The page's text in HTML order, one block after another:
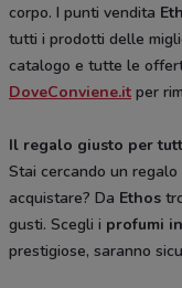
corpo. I punti vendita
tutti i prodotti delle
catalogo e tutte le
DoveConviene.it per
Il regalo giusto per
Stai cercando un
acquistare? Da Ethos
gusti. Scegli i profumi
prestigiose, saranno